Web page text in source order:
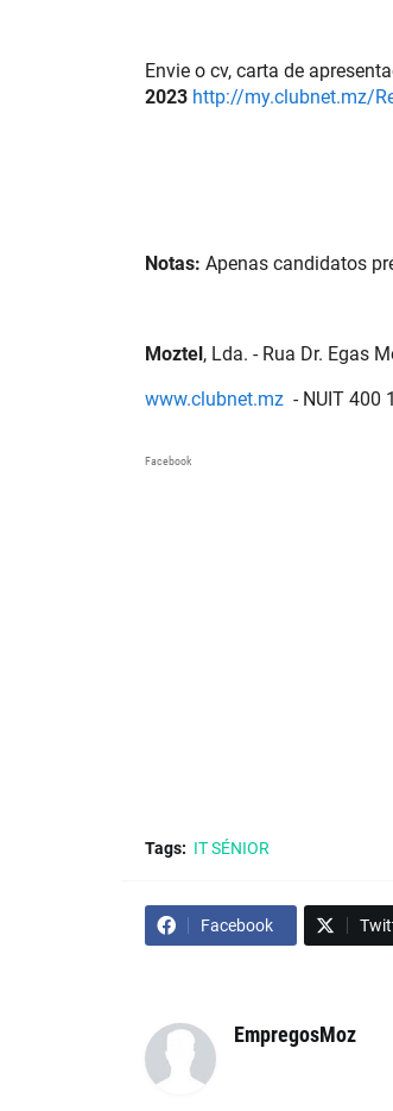
Envie o cv, carta de
2023 http://my.clubnet.mz/
Notas: Apenas candidatos
Moztel, Lda. - Rua Dr. Egas
www.clubnet.mz - NUIT 400
Facebook
Tags: IT SÉNIOR
Facebook
EmpregosMoz